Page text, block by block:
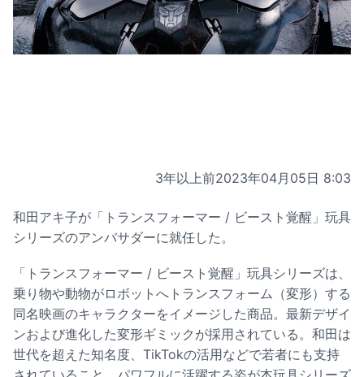
3年以上前2023年04月05日 8:03
和田アキ子が「トランスフォーマー / ビースト覚醒」玩具
シリーズのアンバサダーに就任した。
「トランスフォーマー / ビースト覚醒」玩具シリーズは、
乗り物や動物がロボットへトランスフォーム（変形）する
同名映画のキャラクターをイメージした商品。最新デザイ
ンおよび進化した変形ギミックが採用されている。和田は
世代を超えた知名度、TikTokの活用などで若者にも支持